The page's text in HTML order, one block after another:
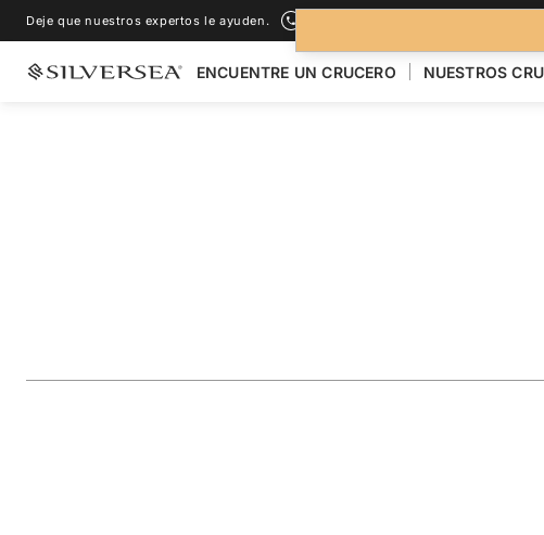
Deje que nuestros expertos le ayuden.
ENCUENTRE UN CRUCERO NUESTROS